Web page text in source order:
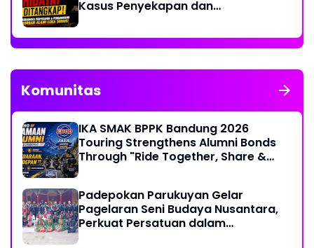
Kasus Penyekapan dan
Komunitas
IKA SMAK BPPK Bandung 2026
Touring Strengthens Alumni Bonds
Through "Ride Together, Share &
Padepokan Parukuyan Gelar
Pagelaran Seni Budaya Nusantara,
Perkuat Persatuan dalam